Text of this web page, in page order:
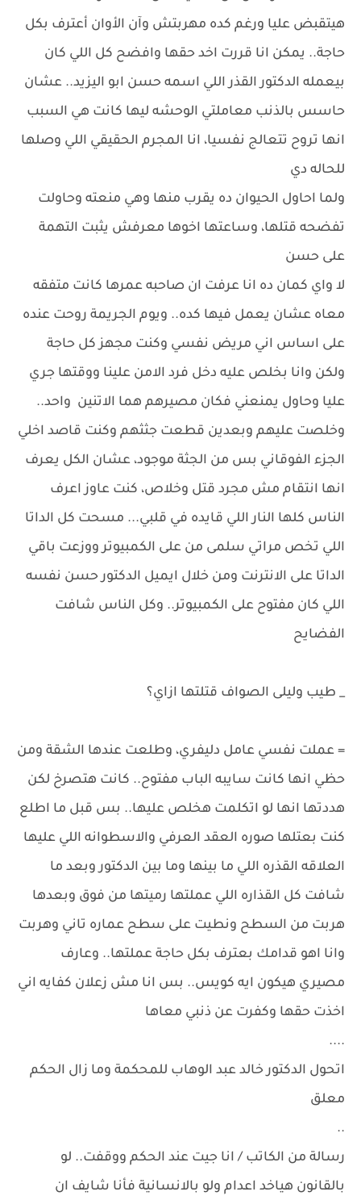
هيتقبض عليا ورغم كده مهربتش وآن الأوان أعترف بكل
حاجة.. يمكن انا قررت اخد حقها وافضح كل اللي كان
بيعمله الدكتور القذر اللي اسمه حسن ابو اليزيد.. عشان
حاسس بالذنب معاملتي الوحشه ليها كانت هي السبب
انها تروح تتعالج نفسيا، انا المجرم الحقيقي اللي وصلها
للحاله دي
ولما احاول الحيوان ده يقرب منها وهي منعته وحاولت
تفضحه قتلها، وساعتها اخوها معرفش يثبت التهمة
على حسن
لا واي كمان ده انا عرفت ان صاحبه عمرها كانت متفقه
معاه عشان يعمل فيها كده.. ويوم الجريمة روحت عنده
على اساس اني مريض نفسي وكنت مجهز كل حاجة
ولكن وانا بخلص عليه دخل فرد الامن علينا ووقتها جري
عليا وحاول يمنعني فكان مصيرهم هما الاتنين واحد..
وخلصت عليهم وبعدين قطعت جثثهم وكنت قاصد اخلي
الجزء الفوقاني بس من الجثة موجود، عشان الكل يعرف
انها انتقام مش مجرد قتل وخلاص، كنت عاوز اعرف
الناس كلها النار اللي قايده في قلبي... مسحت كل الداتا
اللي تخص مراتي سلمى من على الكمبيوتر ووزعت باقي
الداتا على الانترنت ومن خلال ايميل الدكتور حسن نفسه
اللي كان مفتوح على الكمبيوتر.. وكل الناس شافت
الفضايح
_ طيب وليلى الصواف قتلتها ازاي؟
= عملت نفسي عامل دليفري، وطلعت عندها الشقة ومن
حظي انها كانت سايبه الباب مفتوح.. كانت هتصرخ لكن
هددتها انها لو اتكلمت هخلص عليها.. بس قبل ما اطلع
كنت بعتلها صوره العقد العرفي والاسطوانه اللي عليها
العلاقه القذره اللي ما بينها وما بين الدكتور وبعد ما
شافت كل القذاره اللي عملتها رميتها من فوق وبعدها
هربت من السطح ونطيت على سطح عماره تاني وهربت
وانا اهو قدامك بعترف بكل حاجة عملتها.. وعارف
مصيري هيكون ايه كويس.. بس انا مش زعلان كفايه اني
اخذت حقها وكفرت عن ذنبي معاها
....
اتحول الدكتور خالد عبد الوهاب للمحكمة وما زال الحكم
معلق
..
رسالة من الكاتب / انا جيت عند الحكم ووقفت.. لو
بالقانون هياخد اعدام ولو بالانسانية فأنا شايف ان